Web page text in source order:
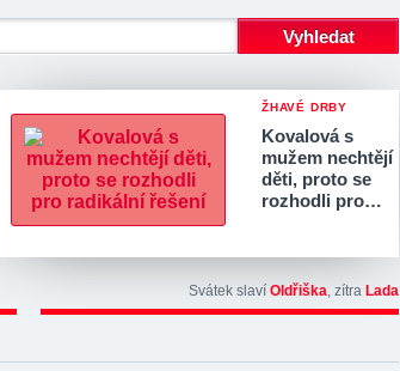
ŽHAVÉ DRBY
Kovalová s
mužem nechtějí
děti, proto se
rozhodli pro…
Svátek slaví Oldřiška, zítra Lada